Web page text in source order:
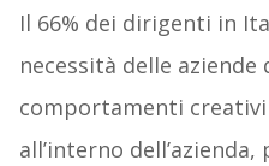
Il 66% dei dirigenti in
necessità delle
comportamenti
all’interno